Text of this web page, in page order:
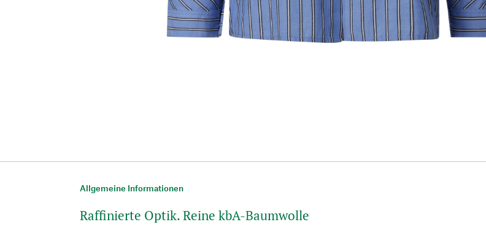
Allgemeine Informationen
Raffinierte Optik. Reine kbA-Baumwolle